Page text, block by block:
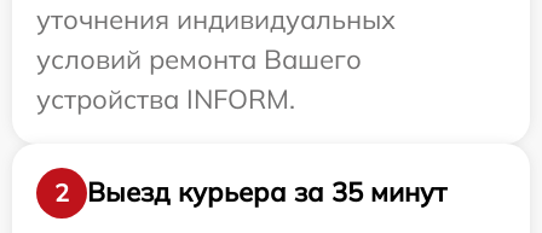
уточнения индивидуальных
условий ремонта Вашего
устройства INFORM.
2
Выезд курьера за 35 минут